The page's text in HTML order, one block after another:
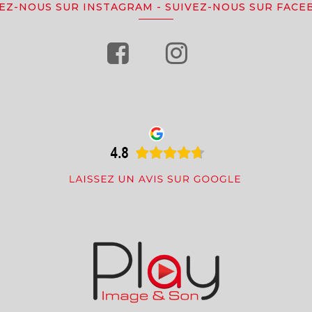
NOUS SUR INSTAGRAM - SUIVEZ-NOUS SUR